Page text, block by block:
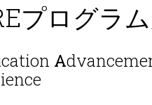
プログラ
A